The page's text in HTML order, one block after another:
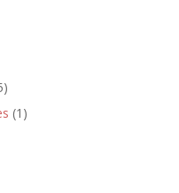
(1)